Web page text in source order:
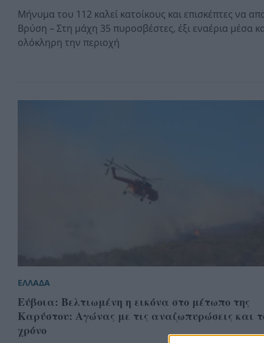
Μήνυμα του 112 καλεί κατοίκους και επισκέπτες να
Βρύση – Στη μάχη 35 πυροσβέστες, έξι εναέρια μέσα
ολόκληρη την περιοχή
ΕΛΛΑΔΑ
Εύβοια: Βελτιωμένη η εικόνα στο μέτωπο της
Καρύστου: Αγώνας με τις αναζωπυρώσεις και
χρόνο